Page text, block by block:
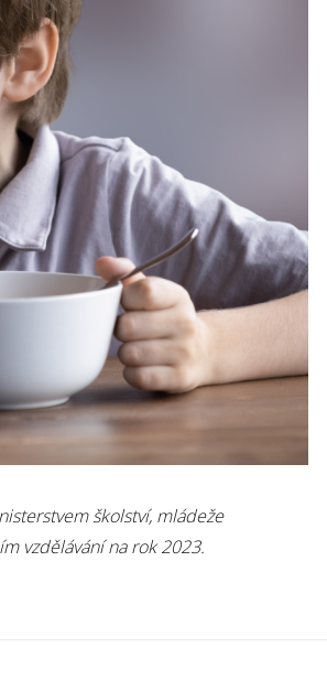
školství, mládeže
vzdělávání na rok 2023.